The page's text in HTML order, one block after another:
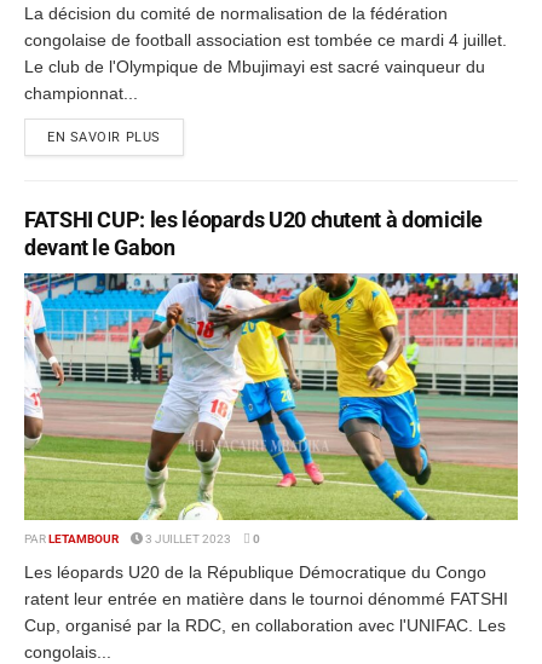
La décision du comité de normalisation de la fédération
congolaise de football association est tombée ce mardi 4 juillet.
Le club de l'Olympique de Mbujimayi est sacré vainqueur du
championnat...
EN SAVOIR PLUS
FATSHI CUP: les léopards U20 chutent à domicile
devant le Gabon
PAR LETAMBOUR 3 JUILLET 2023 0
Les léopards U20 de la République Démocratique du Congo
ratent leur entrée en matière dans le tournoi dénommé FATSHI
Cup, organisé par la RDC, en collaboration avec l'UNIFAC. Les
congolais...